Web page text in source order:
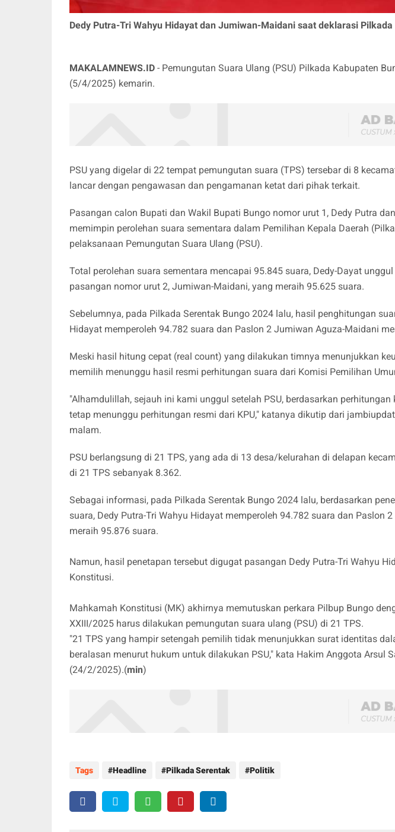
Dedy Putra-Tri Wahyu Hidayat dan Jumiwan-Maidani saat deklarasi Pilkada
MAKALAMNEWS.ID - Pemungutan Suara Ulang (PSU) Pilkada Kabupaten
(5/4/2025) kemarin.
PSU yang digelar di 22 tempat pemungutan suara (TPS) tersebar di 8
lancar dengan pengawasan dan pengamanan ketat dari pihak terkait.
Pasangan calon Bupati dan Wakil Bupati Bungo nomor urut 1, Dedy Putra
memimpin perolehan suara sementara dalam Pemilihan Kepala Daerah
pelaksanaan Pemungutan Suara Ulang (PSU).
Total perolehan suara sementara mencapai 95.845 suara, Dedy-Dayat
pasangan nomor urut 2, Jumiwan-Maidani, yang meraih 95.625 suara.
Sebelumnya, pada Pilkada Serentak Bungo 2024 lalu, hasil penghitungan
Hidayat memperoleh 94.782 suara dan Paslon 2 Jumiwan Aguza-Maidani
Meski hasil hitung cepat (real count) yang dilakukan timnya menunjukkan
memilih menunggu hasil resmi perhitungan suara dari Komisi Pemilihan
"Alhamdulillah, sejauh ini kami unggul setelah PSU, berdasarkan
tetap menunggu perhitungan resmi dari KPU," katanya dikutip dari
malam.
PSU berlangsung di 21 TPS, yang ada di 13 desa/kelurahan di delapan
di 21 TPS sebanyak 8.362.
Sebagai informasi, pada Pilkada Serentak Bungo 2024 lalu, berdasarkan
suara, Dedy Putra-Tri Wahyu Hidayat memperoleh 94.782 suara dan Paslon
meraih 95.876 suara.
Namun, hasil penetapan tersebut digugat pasangan Dedy Putra-Tri Wahyu
Konstitusi.
Mahkamah Konstitusi (MK) akhirnya memutuskan perkara Pilbup Bungo
XXIII/2025 harus dilakukan pemungutan suara ulang (PSU) di 21 TPS.
"21 TPS yang hampir setengah pemilih tidak menunjukkan surat identitas
beralasan menurut hukum untuk dilakukan PSU," kata Hakim Anggota Arsul
(24/2/2025).(min)
Tags Headline Pilkada Serentak Politik